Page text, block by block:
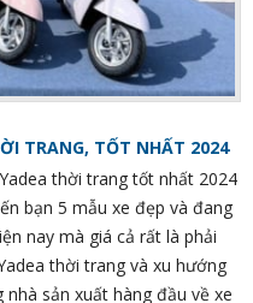
TRANG, TỐT NHẤT 2024
thời trang tốt nhất 2024
bạn 5 mẫu xe đẹp và đang
nay mà giá cả rất là phải
thời trang và xu hướng
sản xuất hàng đầu về xe